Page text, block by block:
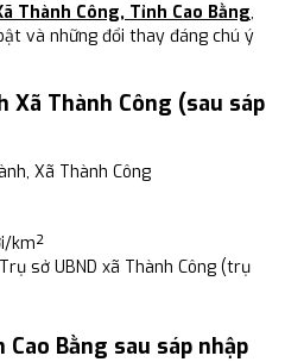
Thành Công, Tỉnh Cao Bằng,
và những đổi thay đáng chú ý
Xã Thành Công (sau sáp
Xã Thành Công
km²
Trụ sở UBND xã Thành Công (trụ
Bằng sau sáp nhập